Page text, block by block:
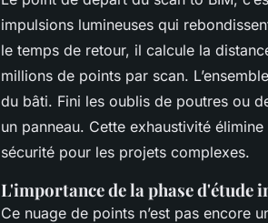
impulsions lumineuses qui
le temps de retour, il calcule la
millions de points par scan.
du bâti. Fini les oublis de poutres ou
un panneau. Cette exhaustivité
sécurité pour les projets complexes.
L'importance de la phase d'étude
Ce nuage de points n’est pas encore